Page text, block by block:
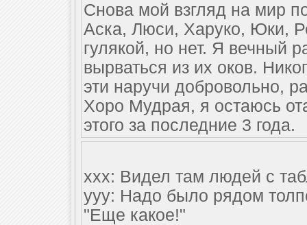
Снова мой взгляд на мир
Аска, Люси, Харуко, Юки,
гулякой, но нет. Я вечный
вырваться из их оков.
эти наручи добровольно,
Хоро Мудрая, я остаюсь
этого за последние 3 года.
xxx: Видел там людей с
yyy: Надо было рядом
"Еще какое!"